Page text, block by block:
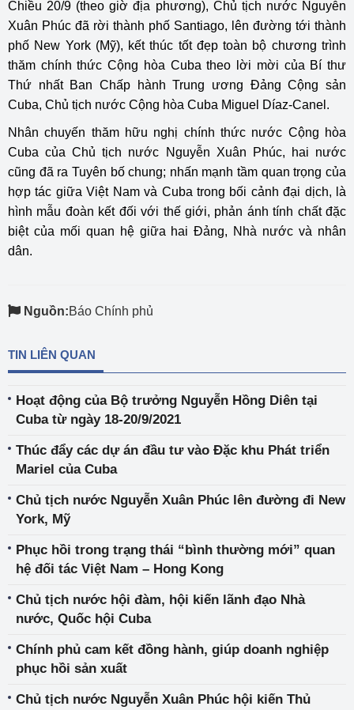
Chiều 20/9 (theo giờ địa phương), Chủ tịch nước Nguyễn
Xuân Phúc đã rời thành phố Santiago, lên đường tới thành
phố New York (Mỹ), kết thúc tốt đẹp toàn bộ chương trình
thăm chính thức Cộng hòa Cuba theo lời mời của Bí thư
Thứ nhất Ban Chấp hành Trung ương Đảng Cộng sản
Cuba, Chủ tịch nước Cộng hòa Cuba Miguel Díaz-Canel.
Nhân chuyến thăm hữu nghị chính thức nước Cộng hòa
Cuba của Chủ tịch nước Nguyễn Xuân Phúc, hai nước
cũng đã ra Tuyên bố chung; nhấn mạnh tầm quan trọng của
hợp tác giữa Việt Nam và Cuba trong bối cảnh đại dịch, là
hình mẫu đoàn kết đối với thế giới, phản ánh tính chất đặc
biệt của mối quan hệ giữa hai Đảng, Nhà nước và nhân
dân.
Nguồn:Báo Chính phủ
TIN LIÊN QUAN
Hoạt động của Bộ trưởng Nguyễn Hồng Diên tại
Cuba từ ngày 18-20/9/2021
Thúc đẩy các dự án đầu tư vào Đặc khu Phát triển
Mariel của Cuba
Chủ tịch nước Nguyễn Xuân Phúc lên đường đi New
York, Mỹ
Phục hồi trong trạng thái “bình thường mới” quan
hệ đối tác Việt Nam – Hong Kong
Chủ tịch nước hội đàm, hội kiến lãnh đạo Nhà
nước, Quốc hội Cuba
Chính phủ cam kết đồng hành, giúp doanh nghiệp
phục hồi sản xuất
Chủ tịch nước Nguyễn Xuân Phúc hội kiến Thủ